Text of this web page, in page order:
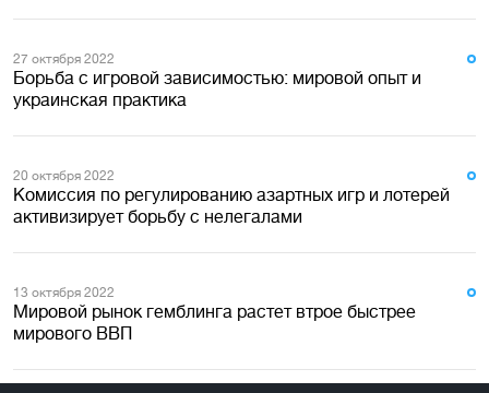
27 октября 2022
Борьба с игровой зависимостью: мировой опыт и
украинская практика
20 октября 2022
Комиссия по регулированию азартных игр и лотерей
активизирует борьбу с нелегалами
13 октября 2022
Мировой рынок гемблинга растет втрое быстрее
мирового ВВП